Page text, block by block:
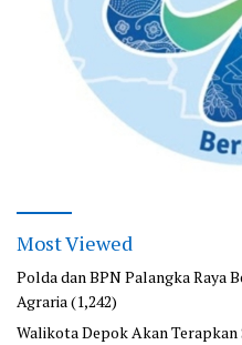
Most Viewed
Polda dan BPN Palangka Raya
Agraria(1,242)
Walikota Depok Akan